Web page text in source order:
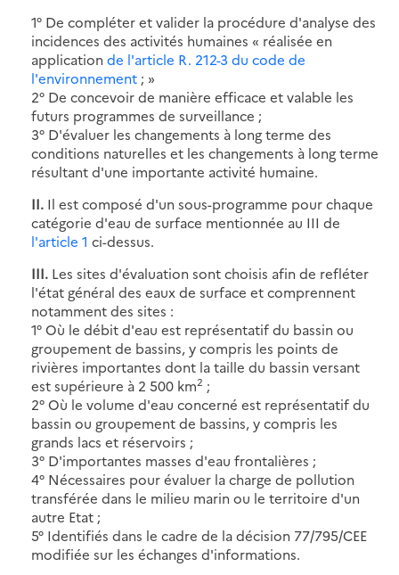
1° De compléter et valider la procédure d'analyse des
incidences des activités humaines « réalisée en
application de l'article R. 212-3 du code de
l'environnement ; »
2° De concevoir de manière efficace et valable les
futurs programmes de surveillance ;
3° D'évaluer les changements à long terme des
conditions naturelles et les changements à long terme
résultant d'une importante activité humaine.
II. Il est composé d'un sous-programme pour chaque
catégorie d'eau de surface mentionnée au III de
l'article 1 ci-dessus.
III. Les sites d'évaluation sont choisis afin de refléter
l'état général des eaux de surface et comprennent
notamment des sites :
1° Où le débit d'eau est représentatif du bassin ou
groupement de bassins, y compris les points de
rivières importantes dont la taille du bassin versant
est supérieure à 2 500 km2 ;
2° Où le volume d'eau concerné est représentatif du
bassin ou groupement de bassins, y compris les
grands lacs et réservoirs ;
3° D'importantes masses d'eau frontalières ;
4° Nécessaires pour évaluer la charge de pollution
transférée dans le milieu marin ou le territoire d'un
autre Etat ;
5° Identifiés dans le cadre de la décision 77/795/CEE
modifiée sur les échanges d'informations.